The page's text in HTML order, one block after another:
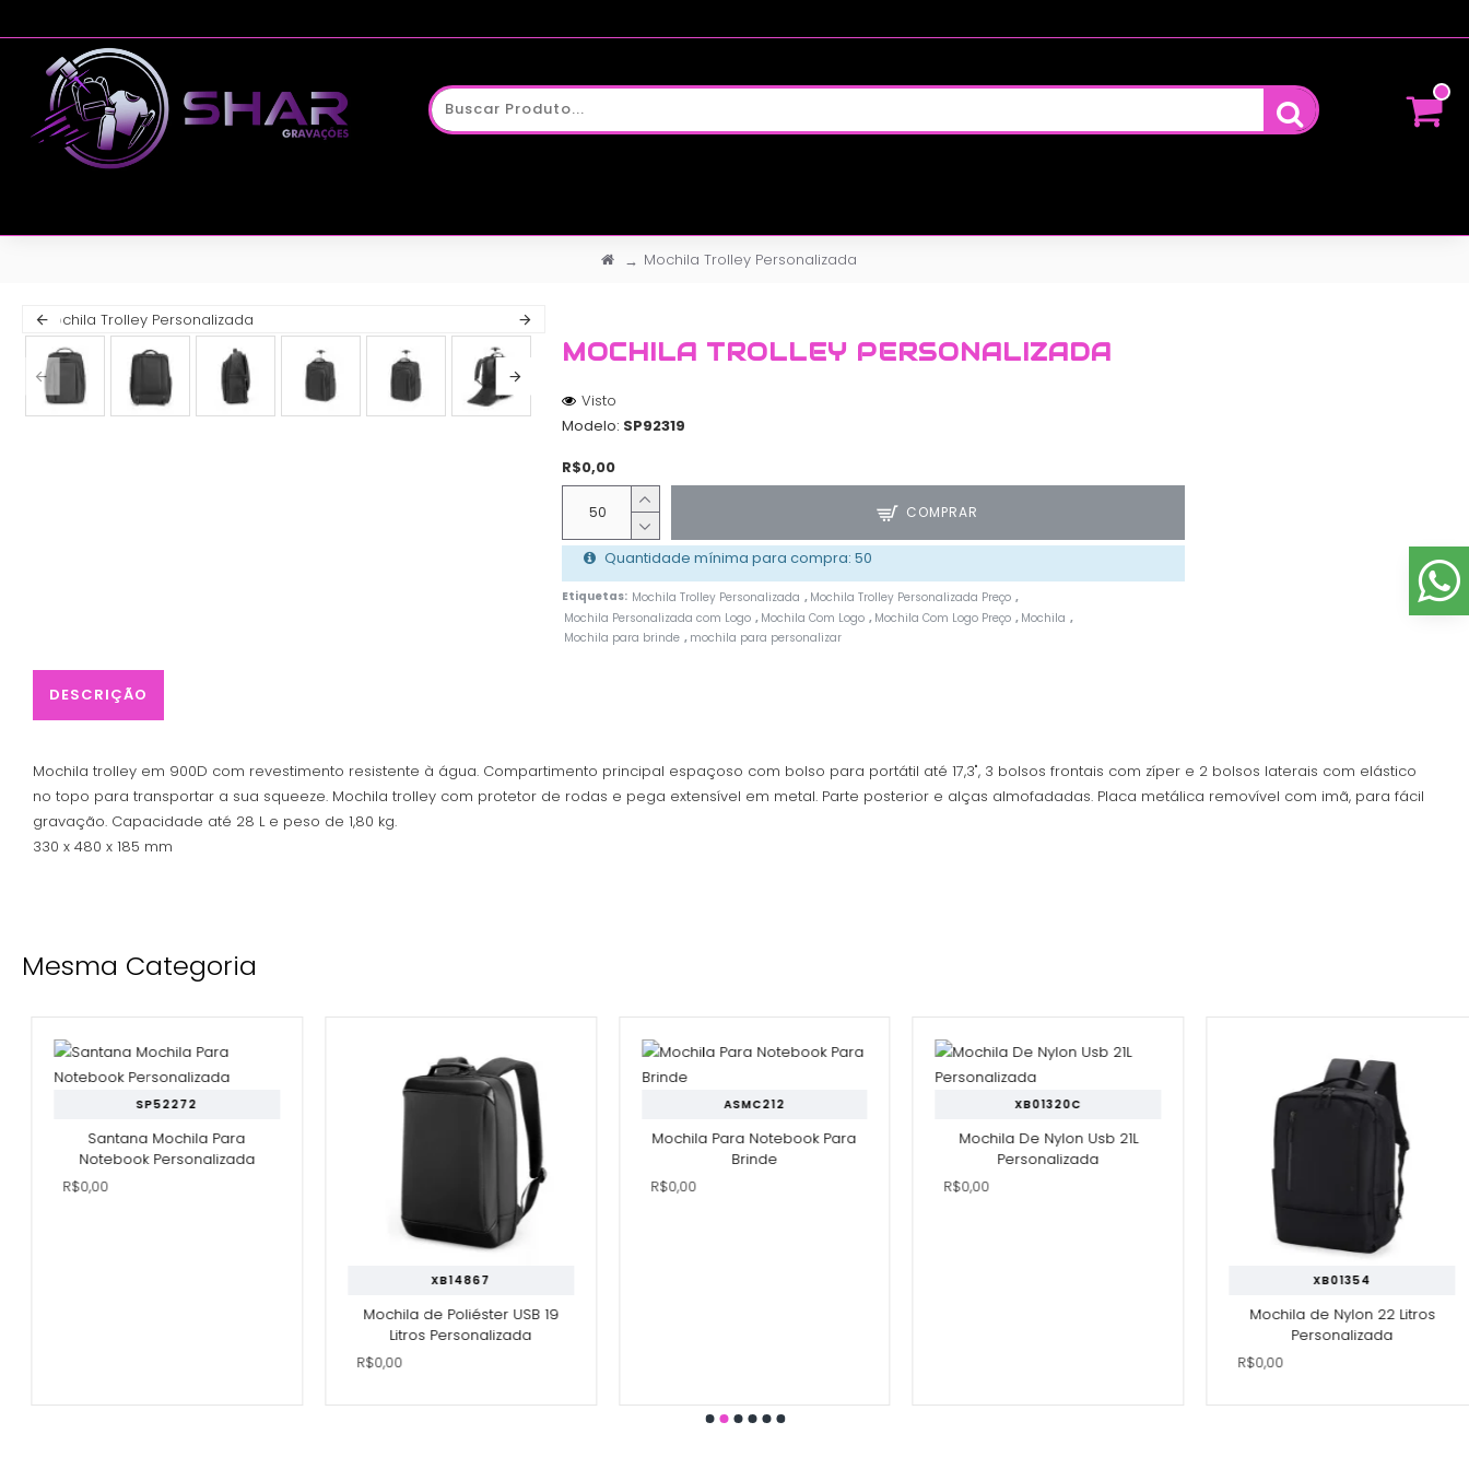
Mochila Trolley Personalizada
MOCHILA TROLLEY PERSONALIZADA
Modelo: SP92319
Visto
R$0,00
COMPRAR
Quantidade mínima para compra: 50
Etiquetas: Mochila Trolley Personalizada , Mochila Trolley Personalizada Preço ,
Mochila Personalizada com Logo , Mochila Com Logo , Mochila Com Logo Preço , Mochila ,
Mochila para brinde , mochila para personalizar
DESCRIÇÃO
Mochila trolley em 900D com revestimento resistente à água. Compartimento principal espaçoso com bolso para portátil até 17,3", 3 bolsos frontais com zíper e 2 bolsos laterais com elástico
no topo para transportar a sua squeeze. Mochila trolley com protetor de rodas e pega extensível em metal. Parte posterior e alças almofadadas. Placa metálica removível com imã, para fácil
gravação. Capacidade até 28 L e peso de 1,80 kg.
330 x 480 x 185 mm
Mesma Categoria
SP52272
Santana Mochila Para
Notebook Personalizada
R$0,00
XB14867
Mochila de Poliéster USB 19
Litros Personalizada
R$0,00
ASMC212
Mochila Para Notebook Para
Brinde
R$0,00
XB01320C
Mochila De Nylon Usb 21L
Personalizada
R$0,00
XB01354
Mochila de Nylon 22 Litros
Personalizada
R$0,00